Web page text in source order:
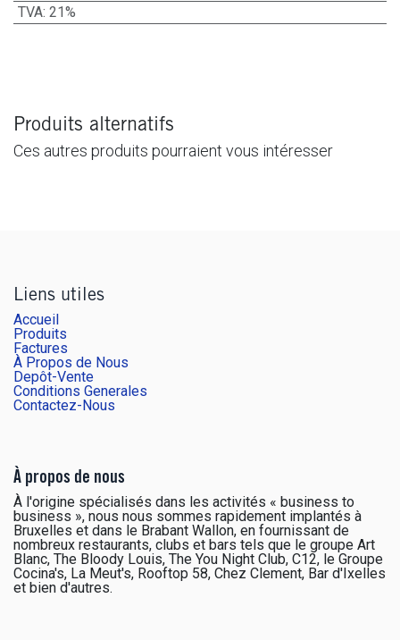
TVA: 21%
Produits alternatifs
Ces autres produits pourraient vous intéresser
Liens utiles
Accueil
Produits
Factures
À Propos de Nous
Depôt-Vente
Conditions Generales
Contactez-Nous
À propos de nous
À l'origine spécialisés dans les activités « business to
business », nous nous sommes rapidement implantés à
Bruxelles et dans le Brabant Wallon, en fournissant de
nombreux restaurants, clubs et bars tels que le groupe Art
Blanc, The Bloody Louis, The You Night Club, C12, le Groupe
Cocina's, La Meut's, Rooftop 58, Chez Clement, Bar d'Ixelles
et bien d'autres.